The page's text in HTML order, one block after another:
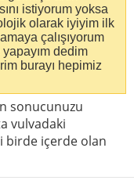
istiyorum yoksa
olarak iyiyim ilk
çalışıyorum
dedim
burayı hepimiz
sonucunuzu
vulvadaki
birde içerde olan